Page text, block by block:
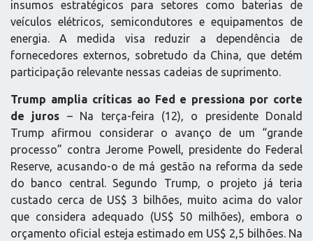
insumos estratégicos para setores como baterias de
veículos elétricos, semicondutores e equipamentos de
energia. A medida visa reduzir a dependência de
fornecedores externos, sobretudo da China, que detém
participação relevante nessas cadeias de suprimento.
Trump amplia críticas ao Fed e pressiona por corte
de juros – Na terça-feira (12), o presidente Donald
Trump afirmou considerar o avanço de um “grande
processo” contra Jerome Powell, presidente do Federal
Reserve, acusando-o de má gestão na reforma da sede
do banco central. Segundo Trump, o projeto já teria
custado cerca de US$ 3 bilhões, muito acima do valor
que considera adequado (US$ 50 milhões), embora o
orçamento oficial esteja estimado em US$ 2,5 bilhões. Na